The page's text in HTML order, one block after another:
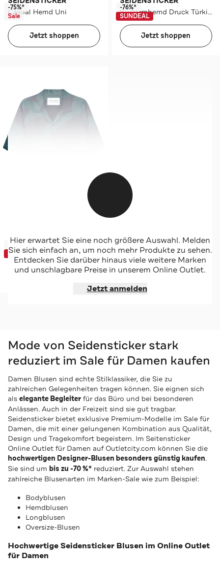
Casual Hemd Uni
-75%*
Sale
Jetzt shoppen
Kurzarmhemd Druck Türkis Regular Fit
-76%*
SUNDEAL
Jetzt shoppen
SEIDENSTICKER
Kurzarmhemd Druck Grün Regular Fit
-72%*
SUNDEAL
Jetzt shoppen
Hier erwartet Sie eine noch größere Auswahl. Melden
Sie sich einfach an, um noch mehr Produkte zu sehen.
Entdecken Sie darüber hinaus viele weitere Marken
und unschlagbare Preise in unserem Online Outlet.
Jetzt anmelden
Mode von Seidensticker stark
reduziert im Sale für Damen kaufen
Damen Blusen sind echte Stilklassiker, die Sie zu
zahlreichen Gelegenheiten tragen können. Sie eignen sich
als elegante Begleiter für das Büro und bei besonderen
Anlässen. Auch in der Freizeit sind sie gut tragbar.
Seidensticker bietet exklusive Premium-Modelle im Sale für
Damen, die mit einer gelungenen Kombination aus Qualität,
Design und Tragekomfort begeistern. Im Seitensticker
Online Outlet für Damen auf Outletcity.com können Sie die
hochwertigen Designer-Blusen besonders günstig kaufen.
Sie sind um bis zu -70 %* reduziert. Zur Auswahl stehen
zahlreiche Blusenarten im Marken-Sale wie zum Beispiel:
Bodyblusen
Hemdblusen
Longblusen
Oversize-Blusen
Hochwertige Seidensticker Blusen im Online Outlet
für Damen